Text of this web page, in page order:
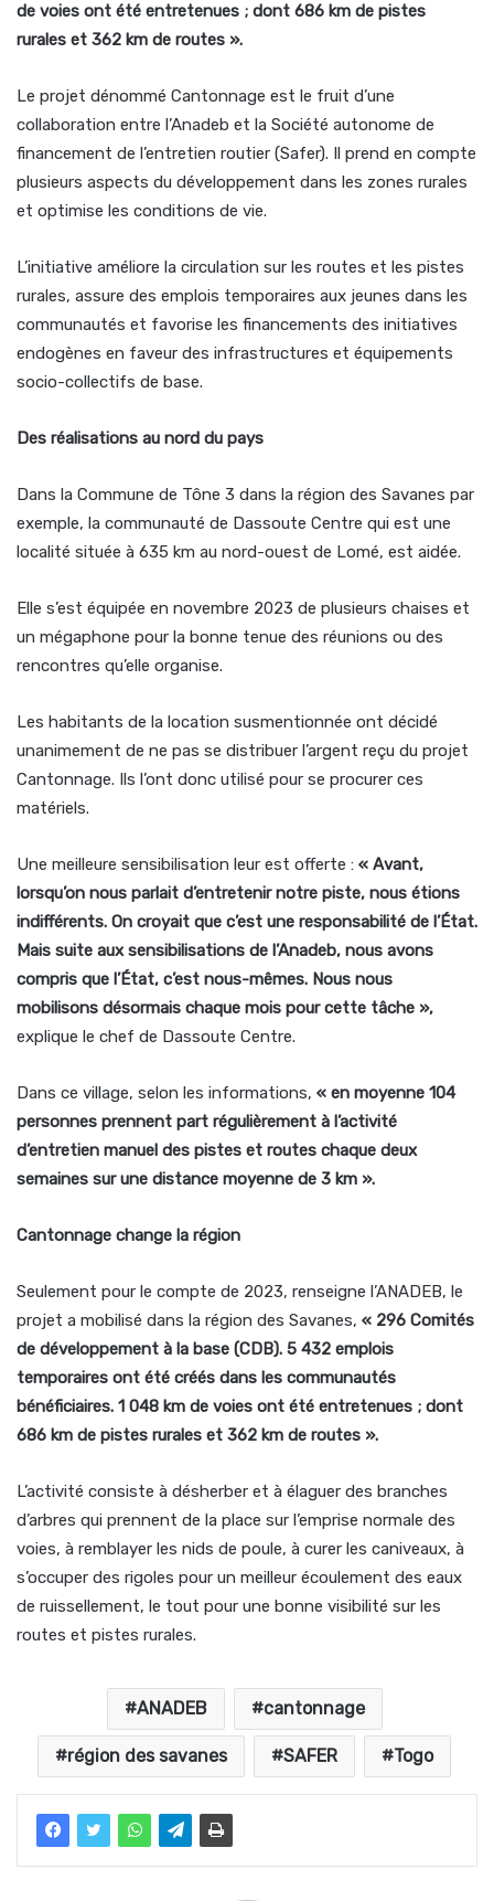
de voies ont été entretenues ; dont 686 km de pistes
rurales et 362 km de routes ».
Le projet dénommé Cantonnage est le fruit d’une
collaboration entre l’Anadeb et la Société autonome de
financement de l’entretien routier (Safer). Il prend en compte
plusieurs aspects du développement dans les zones rurales
et optimise les conditions de vie.
L’initiative améliore la circulation sur les routes et les pistes
rurales, assure des emplois temporaires aux jeunes dans les
communautés et favorise les financements des initiatives
endogènes en faveur des infrastructures et équipements
socio-collectifs de base.
Des réalisations au nord du pays
Dans la Commune de Tône 3 dans la région des Savanes par
exemple, la communauté de Dassoute Centre qui est une
localité située à 635 km au nord-ouest de Lomé, est aidée.
Elle s’est équipée en novembre 2023 de plusieurs chaises et
un mégaphone pour la bonne tenue des réunions ou des
rencontres qu’elle organise.
Les habitants de la location susmentionnée ont décidé
unanimement de ne pas se distribuer l’argent reçu du projet
Cantonnage. Ils l’ont donc utilisé pour se procurer ces
matériels.
Une meilleure sensibilisation leur est offerte : « Avant,
lorsqu’on nous parlait d’entretenir notre piste, nous étions
indifférents. On croyait que c’est une responsabilité de l’État.
Mais suite aux sensibilisations de l’Anadeb, nous avons
compris que l’État, c’est nous-mêmes. Nous nous
mobilisons désormais chaque mois pour cette tâche »,
explique le chef de Dassoute Centre.
Dans ce village, selon les informations, « en moyenne 104
personnes prennent part régulièrement à l’activité
d’entretien manuel des pistes et routes chaque deux
semaines sur une distance moyenne de 3 km ».
Cantonnage change la région
Seulement pour le compte de 2023, renseigne l’ANADEB, le
projet a mobilisé dans la région des Savanes, « 296 Comités
de développement à la base (CDB). 5 432 emplois
temporaires ont été créés dans les communautés
bénéficiaires. 1 048 km de voies ont été entretenues ; dont
686 km de pistes rurales et 362 km de routes ».
L’activité consiste à désherber et à élaguer des branches
d’arbres qui prennent de la place sur l’emprise normale des
voies, à remblayer les nids de poule, à curer les caniveaux, à
s’occuper des rigoles pour un meilleur écoulement des eaux
de ruissellement, le tout pour une bonne visibilité sur les
routes et pistes rurales.
ANADEB cantonnage
région des savanes SAFER Togo